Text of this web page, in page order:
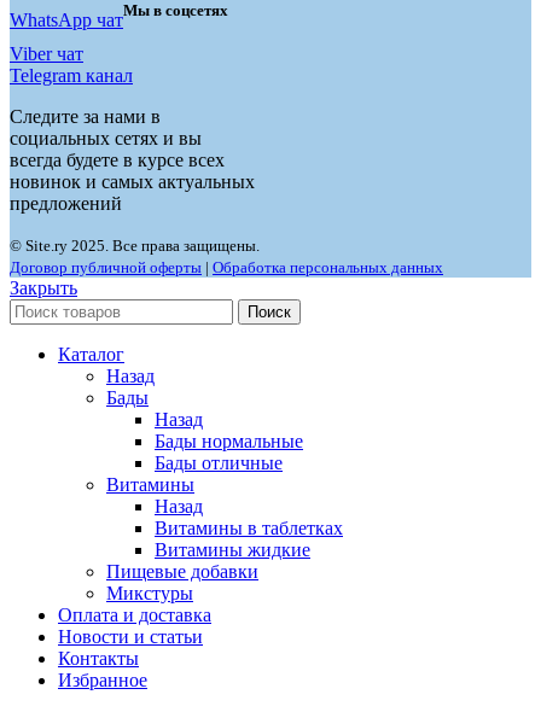
WhatsApp чат
Viber чат
Мы в соцсетях
Telegram канал
Следите за нами в
социальных сетях и вы
всегда будете в курсе всех
новинок и самых актуальных
предложений
© Site.ry 2025. Все права защищены.
Договор публичной оферты | Обработка персональных данных
Закрыть
Поиск
Каталог
Назад
Бады
Назад
Бады нормальные
Бады отличные
Витамины
Назад
Витамины в таблетках
Витамины жидкие
Пищевые добавки
Микстуры
Оплата и доставка
Новости и статьи
Контакты
Избранное